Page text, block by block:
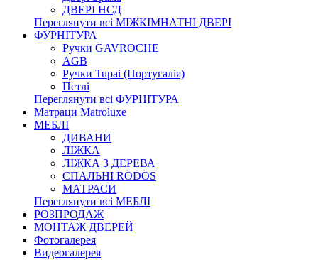
ДВЕРІ НСД
Переглянути всі МІЖКІМНАТНІ ДВЕРІ
ФУРНІТУРА
Ручки GAVROCHE
AGB
Ручки Tupai (Португалія)
Петлі
Переглянути всі ФУРНІТУРА
Матраци Matroluxe
МЕБЛІ
ДИВАНИ
ЛІЖКА
ЛІЖКА З ДЕРЕВА
СПАЛЬНІ RODOS
МАТРАСИ
Переглянути всі МЕБЛІ
РОЗПРОДАЖ
МОНТАЖ ДВЕРЕЙ
Фотогалерея
Видеогалерея